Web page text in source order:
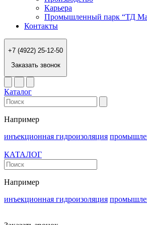
Карьера
Промышленный парк “ТД
Контакты
+7 (4922) 25-12-50
Заказать звонок
Каталог
Например
инъекционная гидроизоляция
КАТАЛОГ
Например
инъекционная гидроизоляция